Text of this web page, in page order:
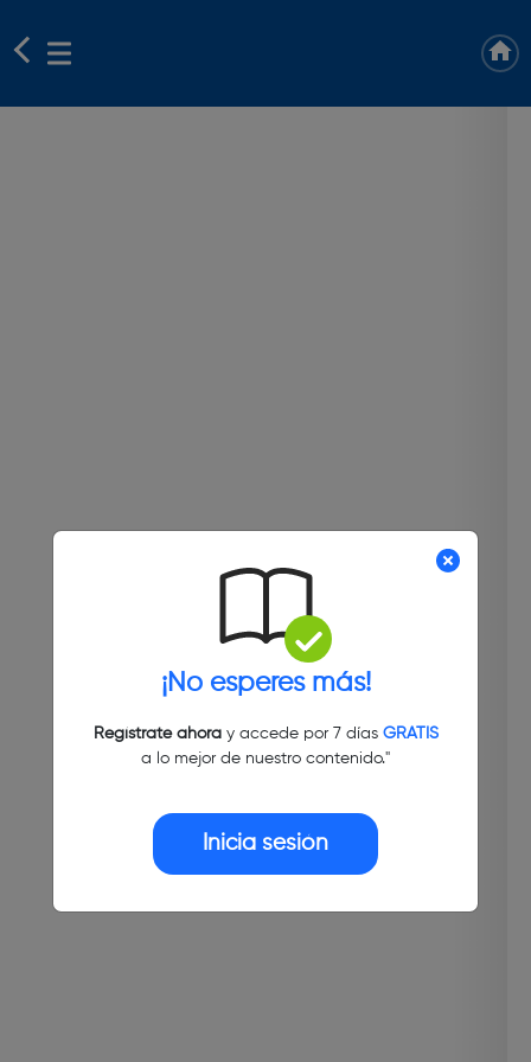
¡No esperes más!
Regístrate ahoray accede por 7 días GRATIS
a lo mejor de nuestro contenido."
Inicia sesión